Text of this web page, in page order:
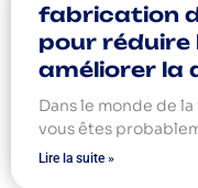
fabrication
pour réduire
améliorer la
Dans le monde de
vous êtes
Lire la suite »